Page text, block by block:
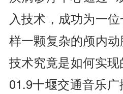
入技术 ， 成功为一
样一颗复杂的颅内动
技术究竟是如何实现
01.9十堰交通音乐广